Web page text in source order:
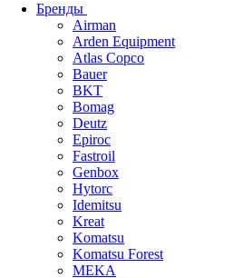
Бренды
Airman
Arden Equipment
Atlas Сopco
Bauer
BKT
Bomag
Deutz
Epiroc
Fastroil
Genbox
Hytorc
Idemitsu
Kreat
Komatsu
Komatsu Forest
MEKA